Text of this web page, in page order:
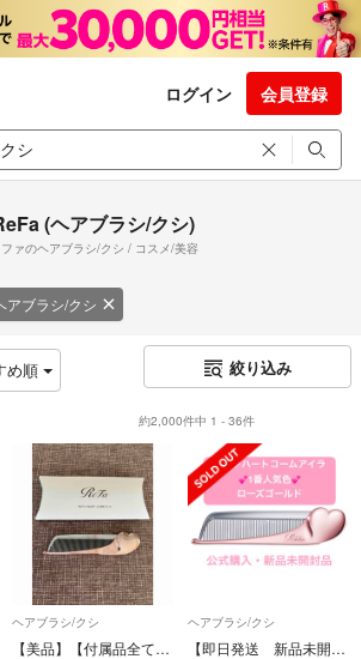
ログイン 会員登録
(ヘアブラシ/クシ)
ファのヘアブラシ/クシ / コスメ/美容
アブラシ/クシ
め順 絞り込み
約2,000件中 1 - 36件
ヘアブラシ/クシ
【美品】【付属品全て有り】ReFa リファ ハートコーム アイラ ローズゴールド 箱付き
ヘアブラシ/クシ
【即日発送 新品未開封】ReFa リファ ハートコーム アイラ ローズゴールド 1番人気